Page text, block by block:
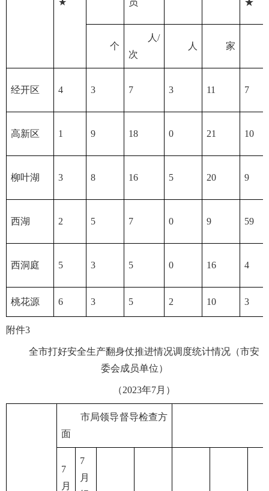
个
人/
次
人 家
经开区 4 3 7 3 11 7
高新区 1 9 18 0 21 10
柳叶湖 3 8 16 5 20 9
西湖 2 5 7 0 9 59
西洞庭 5 3 5 0 16 4
桃花源 6 3 5 2 10 3
附件3
全市打好安全生产翻身仗推进情况调度统计情况（市安
委会成员单位）
（2023年7月）
市局领导督导检查方
面
7
月
7
月